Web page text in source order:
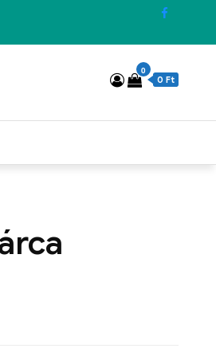
0
0 Ft